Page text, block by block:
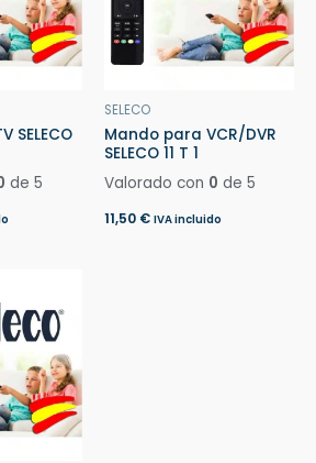
SELECO
de 5
SELECO
Mando para VCR/DVR
SELECO 11 T 1
Valorado con 0 de 5
11,50 € IVA incluido